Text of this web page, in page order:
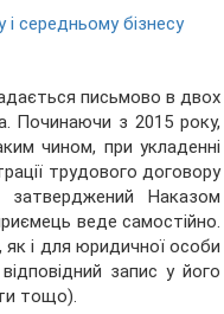
і середньому бізнесу
письмово в двох
Починаючи з 2015 року,
чином, при укладенні
трудового договору
Наказом
веде самостійно.
і для юридичної особи
запис у його
тощо).